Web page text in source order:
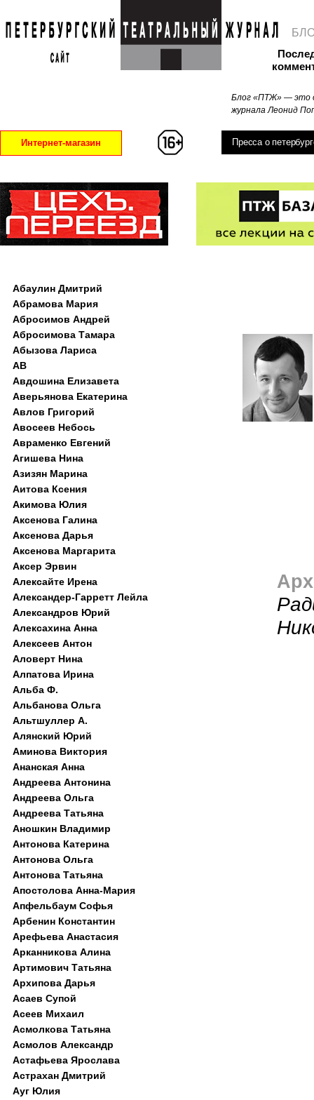
Блог «ПТЖ» — это
журнала Леонид
Интернет-магазин Пресса о
Абаулин Дмитрий
Абрамова Мария
Абросимов Андрей
Абросимова Тамара
Абызова Лариса
АВ
Авдошина Елизавета
Аверьянова Екатерина
Авлов Григорий
Авосеев Небось
Авраменко Евгений
Агишева Нина
Азизян Марина
Аитова Ксения
Акимова Юлия
Аксенова Галина
Аксенова Дарья
Аксенова Маргарита
Аксер Эрвин
Алексайте Ирена
Александер-Гарретт Лейла
Александров Юрий
Алексахина Анна
Алексеев Антон
Аловерт Нина
Алпатова Ирина
Альба Ф.
Альбанова Ольга
Альтшуллер А.
Алянский Юрий
Аминова Виктория
Ананская Анна
Андреева Антонина
Андреева Ольга
Андреева Татьяна
Аношкин Владимир
Антонова Катерина
Антонова Ольга
Антонова Татьяна
Апостолова Анна-Мария
Апфельбаум Софья
Арбенин Константин
Арефьева Анастасия
Арканникова Алина
Артимович Татьяна
Архипова Дарья
Асаев Супой
Асеев Михаил
Асмолкова Татьяна
Асмолов Александр
Астафьева Ярослава
Астрахан Дмитрий
Ауг Юлия